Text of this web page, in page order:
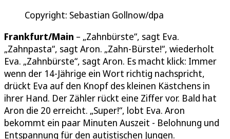
Copyright: Sebastian Gollnow/dpa
Frankfurt/Main – „Zahnbürste“, sagt Eva.
„Zahnpasta“, sagt Aron. „Zahn-Bürste!“, wiederholt
Eva. „Zahnbürste“, sagt Aron. Es macht klick: Immer
wenn der 14-Jährige ein Wort richtig nachspricht,
drückt Eva auf den Knopf des kleinen Kästchens in
ihrer Hand. Der Zähler rückt eine Ziffer vor. Bald hat
Aron die 20 erreicht. „Super!“, lobt Eva. Aron
bekommt ein paar Minuten Auszeit - Belohnung und
Entspannung für den autistischen Jungen.